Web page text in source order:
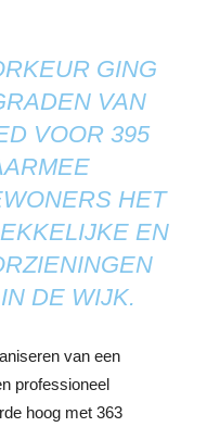
GING
VAN
VOOR 395
HET
EN
DE WIJK.
van een
professioneel
hoog met 363